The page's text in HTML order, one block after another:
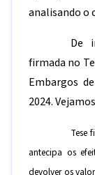
analisando o
De
firmada no
Embargos
2024.
Tese
antecipa os
devolver os